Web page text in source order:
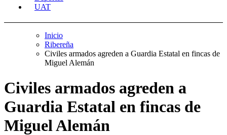
UAT
Inicio
Ribereña
Civiles armados agreden a Guardia Estatal en fincas de
Miguel Alemán
Civiles armados agreden a
Guardia Estatal en fincas de
Miguel Alemán